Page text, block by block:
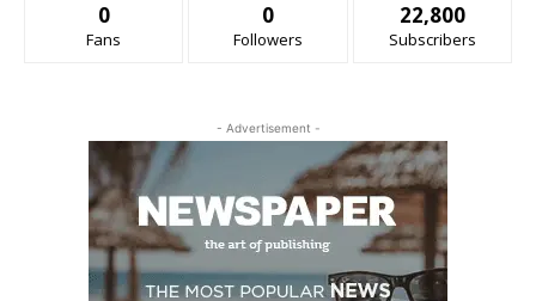
0
Fans
0
Followers
22,800
Subscribers
- Advertisement -